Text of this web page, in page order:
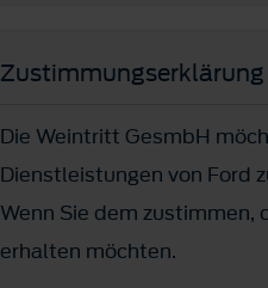
Zustimmungserklärung
Die Weintritt GesmbH
Dienstleistungen von Ford
Wenn Sie dem zustimmen,
erhalten möchten.